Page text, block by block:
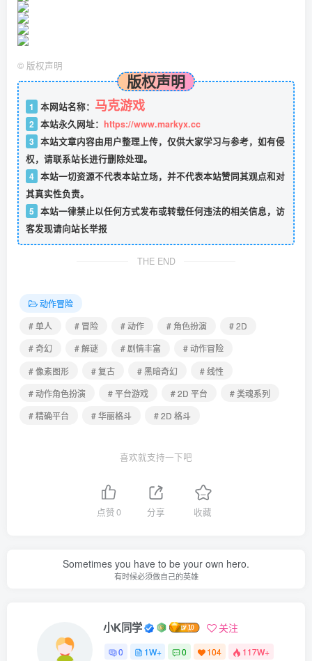
© 版权声明
版权声明
1 本网站名称： 马克游戏
2 本站永久网址： https://www.markyx.cc
3 本站文章内容由用户整理上传，仅供大家学习与参考，如有侵
权，请联系站长进行删除处理。
4 本站一切资源不代表本站立场，并不代表本站赞同其观点和对
其真实性负责。
5 本站一律禁止以任何方式发布或转载任何违法的相关信息，访
客发现请向站长举报
THE END
动作冒险
# 单人
# 冒险 # 动作 # 角色扮演
# 2D
# 奇幻
# 解谜 # 剧情丰富
# 动作冒险
# 像素图形
# 复古 # 黑暗奇幻
# 线性
# 动作角色扮演
# 平台游戏 # 2D 平台
# 类魂系列
# 精确平台
# 华丽格斗 # 2D 格斗
喜欢就支持一下吧
点赞0 分享 收藏
Sometimes you have to be your own hero.
有时候必须做自己的英雄
小K同学 关注
0 1W+ 0 104 117W+